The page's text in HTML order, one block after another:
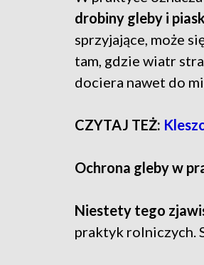
drobiny gleby i
sprzyjające, może
tam, gdzie wiatr
dociera nawet do
CZYTAJ TEŻ:
Ochrona gleby w
Niestety tego
praktyk rolniczych.